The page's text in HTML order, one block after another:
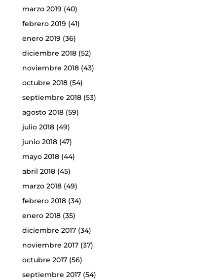
marzo 2019 (40)
febrero 2019 (41)
enero 2019 (36)
diciembre 2018(52)
noviembre 2018(43)
octubre 2018(54)
septiembre 2018(53)
agosto 2018(59)
julio 2018(49)
junio 2018(47)
mayo 2018(44)
abril 2018(45)
marzo 2018(49)
febrero 2018(34)
enero 2018(35)
diciembre 2017(34)
noviembre 2017(37)
octubre 2017(56)
septiembre 2017(54)